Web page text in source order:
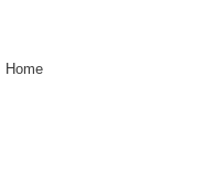
Home